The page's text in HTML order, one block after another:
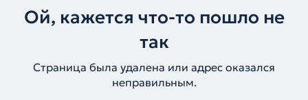
Ой, кажется что-то пошло не
так
Страница была удалена или адрес оказался
неправильным.